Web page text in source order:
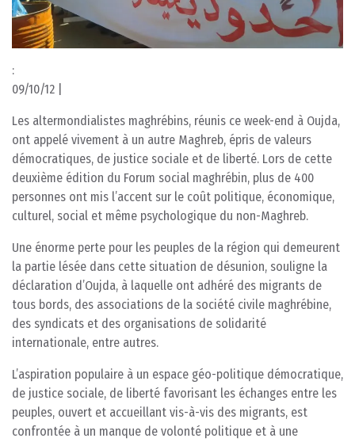
:
09/10/12 |
Les altermondialistes maghrébins, réunis ce week-end à Oujda,
ont appelé vivement à un autre Maghreb, épris de valeurs
démocratiques, de justice sociale et de liberté. Lors de cette
deuxième édition du Forum social maghrébin, plus de 400
personnes ont mis l’accent sur le coût politique, économique,
culturel, social et même psychologique du non-Maghreb.
Une énorme perte pour les peuples de la région qui demeurent
la partie lésée dans cette situation de désunion, souligne la
déclaration d’Oujda, à laquelle ont adhéré des migrants de
tous bords, des associations de la société civile maghrébine,
des syndicats et des organisations de solidarité
internationale, entre autres.
L’aspiration populaire à un espace géo-politique démocratique,
de justice sociale, de liberté favorisant les échanges entre les
peuples, ouvert et accueillant vis-à-vis des migrants, est
confrontée à un manque de volonté politique et à une